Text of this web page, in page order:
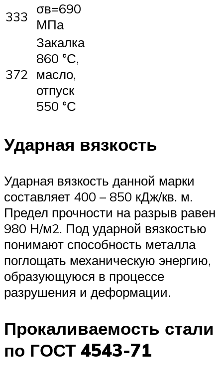
333
σв=690
МПа
372
Закалка
860 °С,
масло,
отпуск
550 °С
Ударная вязкость
Ударная вязкость данной марки
составляет 400 – 850 кДж/кв. м.
Предел прочности на разрыв равен
980 Н/м2. Под ударной вязкостью
понимают способность металла
поглощать механическую энергию,
образующуюся в процессе
разрушения и деформации.
Прокаливаемость стали
по ГОСТ 4543-71